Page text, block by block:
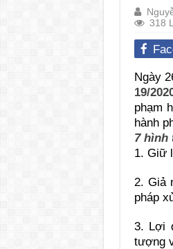
318
Ngày
19/
phạm
hành
7 hình
1. Giữ
2. Giả
pháp
3. Lợi
tượng